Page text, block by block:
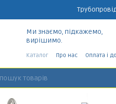
Ми знаємо, підкажемо,
вирішимо.
Каталог
Про нас Оплата і